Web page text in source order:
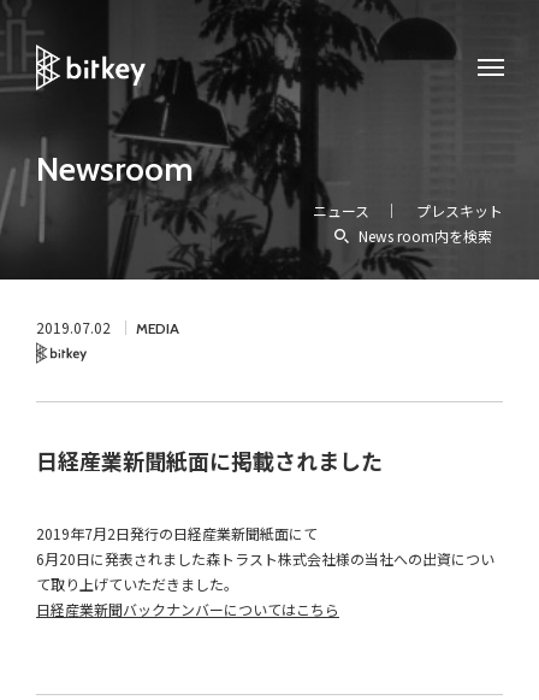
Newsroom
ニュース
プレスキット
News room内を検索
2019.07.02 MEDIA
日経産業新聞紙面に掲載されました
2019年7月2日発行の日経産業新聞紙面にて
6月20日に発表されました森トラスト株式会社様の当社への出資につい
て取り上げていただきました。
日経産業新聞バックナンバーについてはこちら